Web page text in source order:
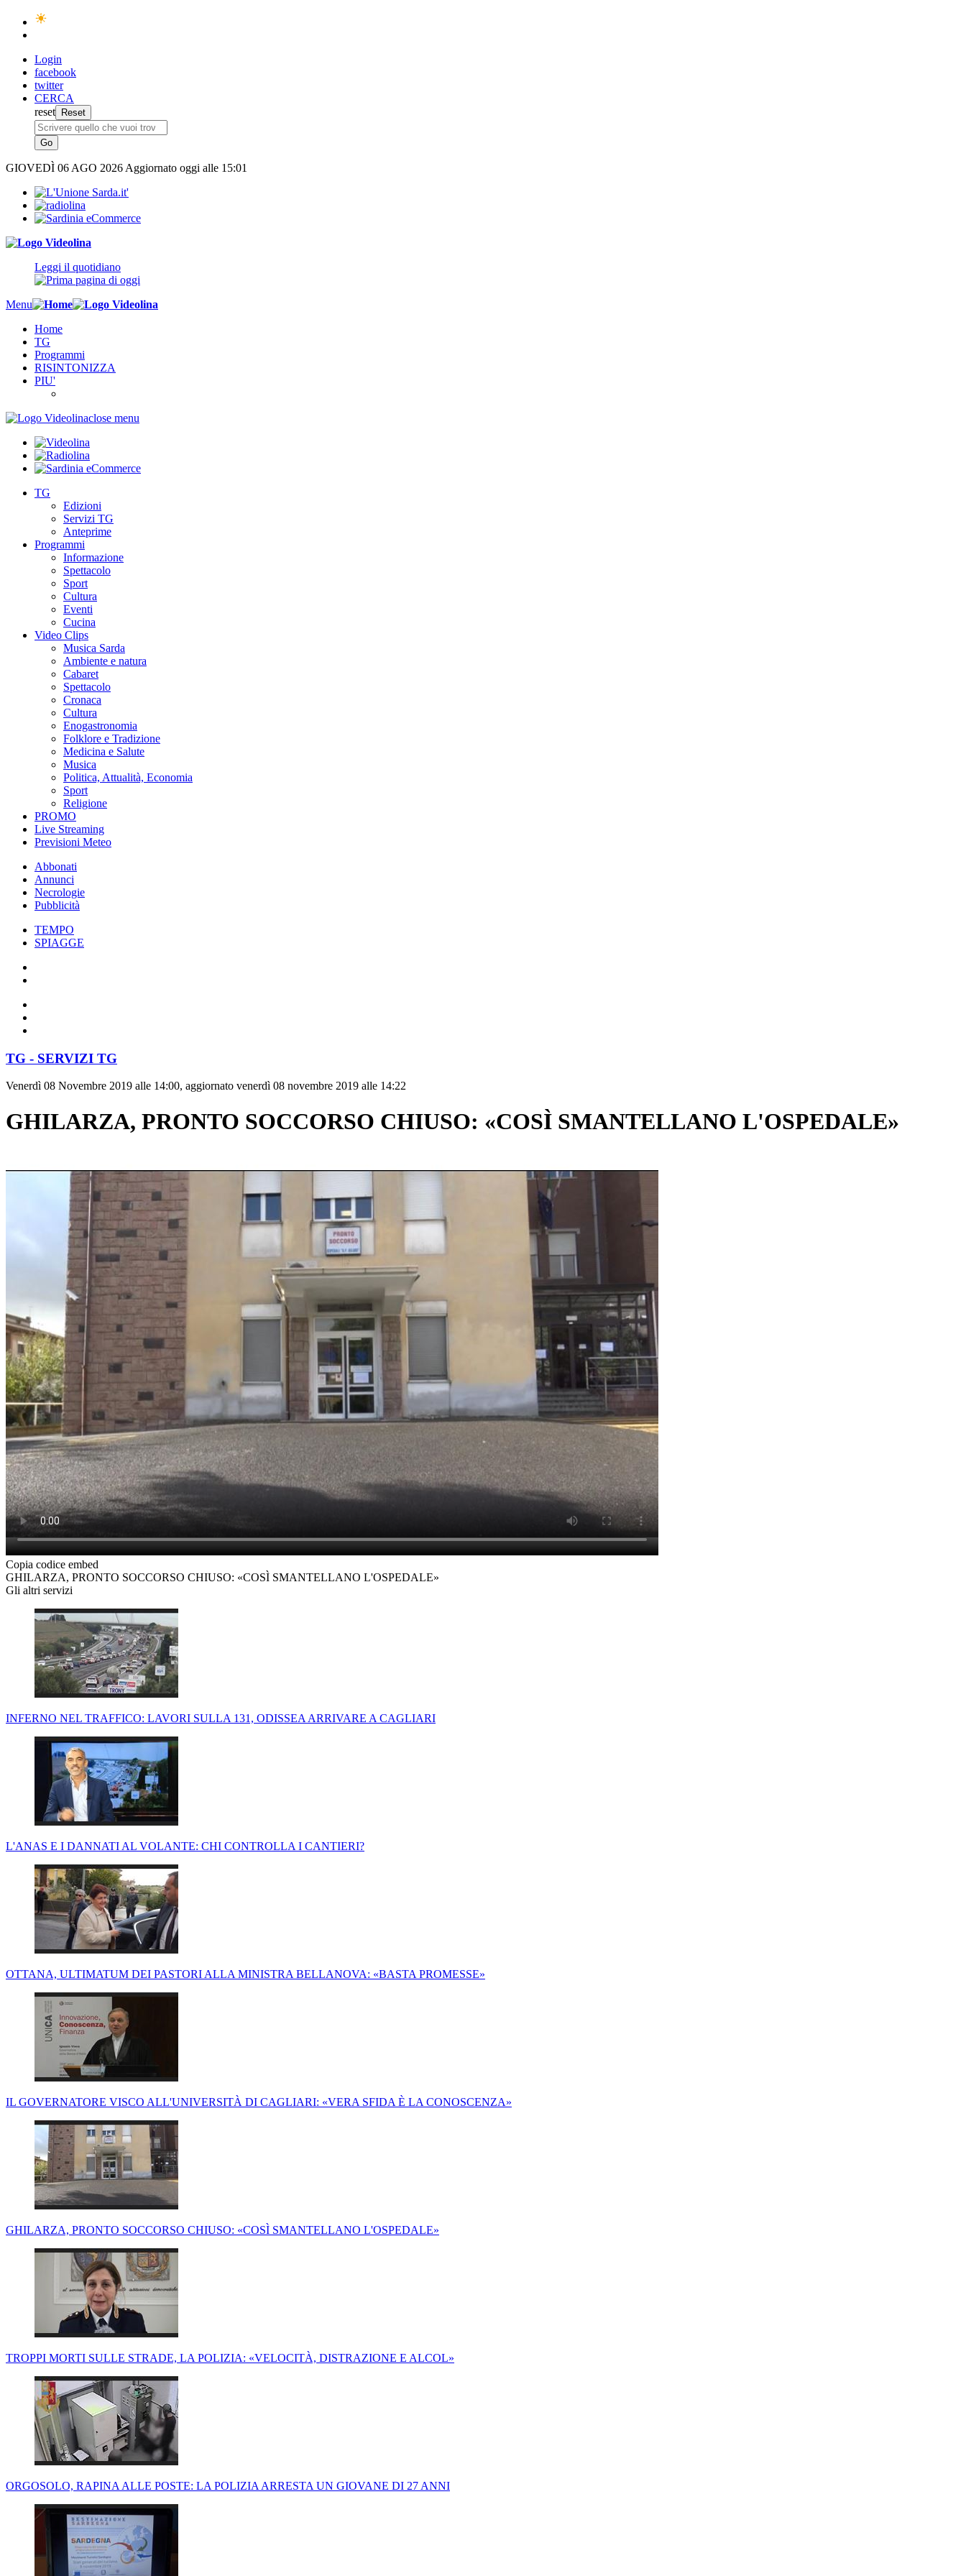
Login
facebook
twitter
CERCA
reset
GIOVEDÌ 06 AGO 2026 Aggiornato oggi alle 15:01
Leggi il quotidiano
Menu
Home
TG
Programmi
RISINTONIZZA
PIU'
close menu
TG
Edizioni
Servizi TG
Anteprime
Programmi
Informazione
Spettacolo
Sport
Cultura
Eventi
Cucina
Video Clips
Musica Sarda
Ambiente e natura
Cabaret
Spettacolo
Cronaca
Cultura
Enogastronomia
Folklore e Tradizione
Medicina e Salute
Musica
Politica, Attualità, Economia
Sport
Religione
PROMO
Live Streaming
Previsioni Meteo
Abbonati
Annunci
Necrologie
Pubblicità
TEMPO
SPIAGGE
TG - SERVIZI TG
Venerdì 08 Novembre 2019 alle 14:00, aggiornato venerdì 08 novembre 2019 alle 14:22
GHILARZA, PRONTO SOCCORSO CHIUSO: «COSÌ SMANTELLANO L'OSPEDALE»
Copia codice embed
GHILARZA, PRONTO SOCCORSO CHIUSO: «COSÌ SMANTELLANO L'OSPEDALE»
Gli altri servizi
INFERNO NEL TRAFFICO: LAVORI SULLA 131, ODISSEA ARRIVARE A CAGLIARI
L'ANAS E I DANNATI AL VOLANTE: CHI CONTROLLA I CANTIERI?
OTTANA, ULTIMATUM DEI PASTORI ALLA MINISTRA BELLANOVA: «BASTA PROMESSE»
IL GOVERNATORE VISCO ALL'UNIVERSITÀ DI CAGLIARI: «VERA SFIDA È LA CONOSCENZA»
GHILARZA, PRONTO SOCCORSO CHIUSO: «COSÌ SMANTELLANO L'OSPEDALE»
TROPPI MORTI SULLE STRADE, LA POLIZIA: «VELOCITÀ, DISTRAZIONE E ALCOL»
ORGOSOLO, RAPINA ALLE POSTE: LA POLIZIA ARRESTA UN GIOVANE DI 27 ANNI